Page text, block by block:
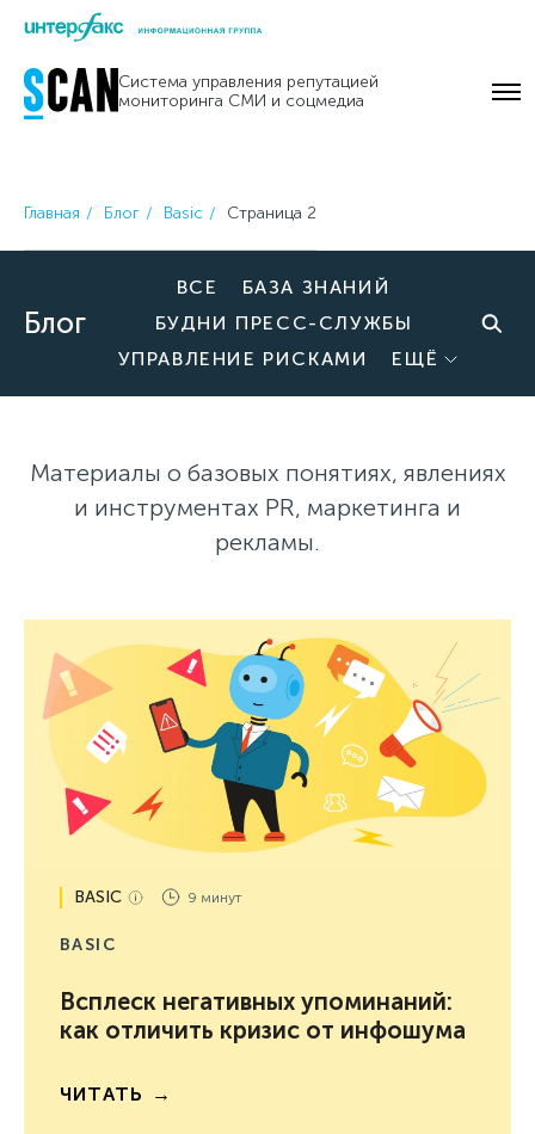
Skip
content
Система управления репутацией
мониторинга СМИ и соцмедиа
Главная Блог Basic Страница 2
Блог
ВСЕ
БАЗА ЗНАНИЙ
БУДНИ ПРЕСС-СЛУЖБЫ
УПРАВЛЕНИЕ РИСКАМИ
ЕЩЁ
Материалы о базовых понятиях, явлениях
и инструментах PR, маркетинга и
рекламы.
BASIC 9 минут
BASIC
Всплеск негативных упоминаний:
как отличить кризис от инфошума
ЧИТАТЬ